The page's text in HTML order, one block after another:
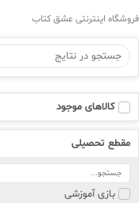
فروشگاه اینترنتی عشق کتاب
کالاهای موجود
مقطع تحصیلی
بازی آموزشی